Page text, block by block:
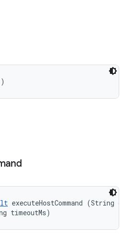
executeHostCommand (String
timeoutMs)